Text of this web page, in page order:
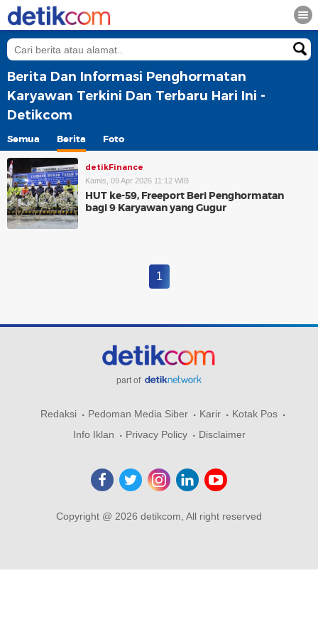
Berita Dan Informasi Penghormatan
Karyawan Terkini Dan Terbaru Hari Ini -
Detikcom
Semua Berita Foto
detikFinance
Kamis, 09 Apr 2026 11:12 WIB
HUT ke-59, Freeport Beri Penghormatan
bagi 9 Karyawan yang Gugur
1
part of
Redaksi Pedoman Media Siber Karir
Kotak Pos
Info Iklan
Privacy Policy Disclaimer
Copyright @ 2026 detikcom, All right reserved